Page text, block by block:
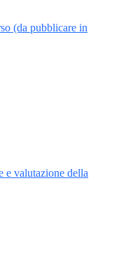
(da pubblicare in
e valutazione della